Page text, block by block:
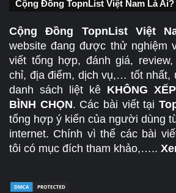
Cộng Đồng TopnList Việt Nam Là Ai?
Cộng Đồng TopnList Việt
website đang được thử nghiệm
viết tổng hợp, đánh giá,
chỉ, địa điểm, dịch vụ,… tốt nhất,
danh sách liệt kê KHÔNG
BÌNH CHỌN. Các bài viết tại
tổng hợp ý kiến của người dùng
internet. Chính vì thế các bài
tôi có mục đích tham khảo,…..